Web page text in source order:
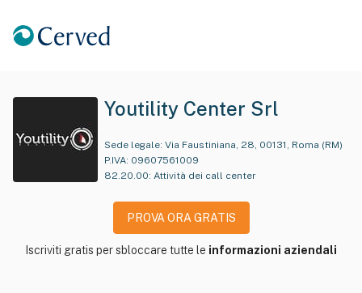
Youtility Center Srl
Sede legale: Via Faustiniana, 28, 00131, Roma (RM)
P.IVA: 09607561009
82.20.00: Attività dei call center
PROVA ORA GRATIS
Iscriviti gratis per sbloccare tutte le informazioni aziendali